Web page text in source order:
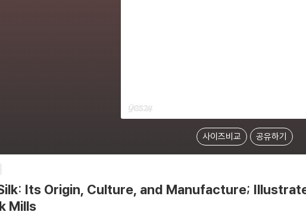
사이즈비교 공유하기
Its Origin, Culture, and Manufacture;
Mills